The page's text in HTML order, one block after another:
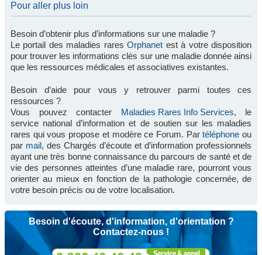
Pour aller plus loin
Besoin d’obtenir plus d’informations sur une maladie ?
Le portail des maladies raresOrphanet est à votre disposition
pour trouver les informations clés sur une maladie donnée ainsi
que les ressources médicales et associatives existantes.
Besoin d’aide pour vous y retrouver parmi toutes ces
ressources ?
Vous pouvez contacter Maladies Rares Info Services, le
service national d’information et de soutien sur les maladies
rares qui vous propose et modère ce Forum. Partéléphone ou
par mail, des Chargés d’écoute et d’information professionnels
ayant une très bonne connaissance du parcours de santé et de
vie des personnes atteintes d’une maladie rare, pourront vous
orienter au mieux en fonction de la pathologie concernée, de
votre besoin précis ou de votre localisation.
Besoin d'écoute, d'information, d'orientation ?
Contactez-nous !